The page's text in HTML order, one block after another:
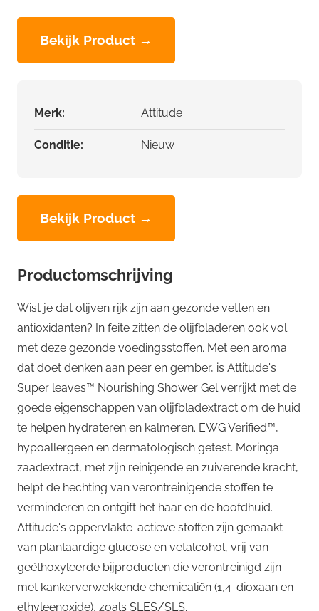
Bekijk Product →
Merk: Attitude
Conditie: Nieuw
Bekijk Product →
Productomschrijving
Wist je dat olijven rijk zijn aan gezonde vetten en
antioxidanten? In feite zitten de olijfbladeren ook vol
met deze gezonde voedingsstoffen. Met een aroma
dat doet denken aan peer en gember, is Attitude's
Super leaves™ Nourishing Shower Gel verrijkt met de
goede eigenschappen van olijfbladextract om de huid
te helpen hydrateren en kalmeren. EWG Verified™,
hypoallergeen en dermatologisch getest. Moringa
zaadextract, met zijn reinigende en zuiverende kracht,
helpt de hechting van verontreinigende stoffen te
verminderen en ontgift het haar en de hoofdhuid.
Attitude's oppervlakte-actieve stoffen zijn gemaakt
van plantaardige glucose en vetalcohol, vrij van
geëthoxyleerde bijproducten die verontreinigd zijn
met kankerverwekkende chemicaliën (1,4-dioxaan en
ethyleenoxide), zoals SLES/SLS.